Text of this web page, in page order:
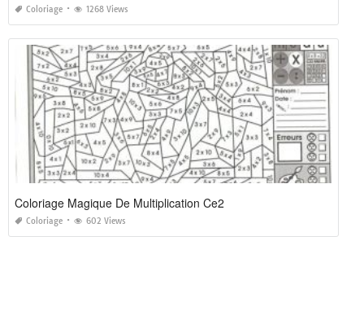
Coloriage 1268 Views
Coloriage Magique De Multiplication Ce2
Coloriage 602 Views